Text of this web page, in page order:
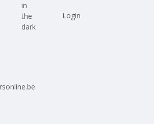
in
the
dark
Login